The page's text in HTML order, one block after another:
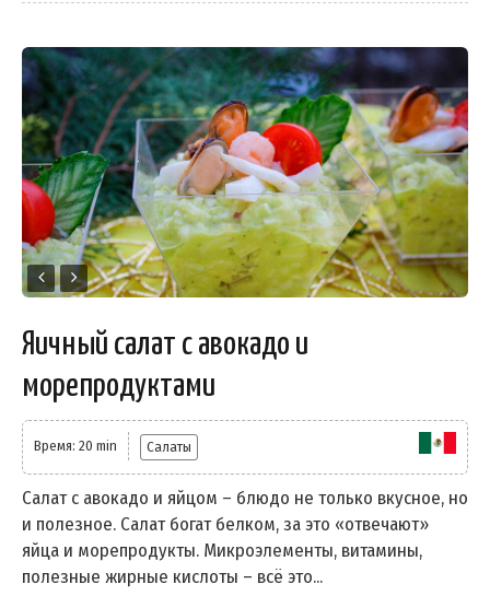
Яичный салат с авокадо и
морепродуктами
Время: 20 min Салаты
Салат с авокадо и яйцом – блюдо не только вкусное, но
и полезное. Салат богат белком, за это «отвечают»
яйца и морепродукты. Микроэлементы, витамины,
полезные жирные кислоты – всё это...